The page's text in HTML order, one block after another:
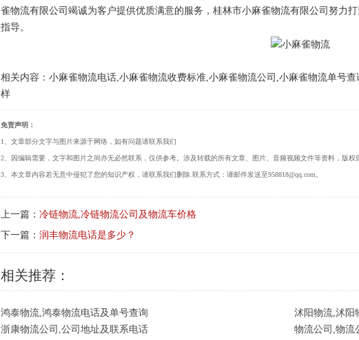
雀物流有限公司竭诚为客户提供优质满意的服务，桂林市小麻雀物流有限公司努力
指导。
相关内容：小麻雀物流电话,小麻雀物流收费标准,小麻雀物流公司,小麻雀物流单号
样
免责声明：
1、文章部分文字与图片来源于网络，如有问题请联系我们
2、因编辑需要，文字和图片之间亦无必然联系，仅供参考。涉及转载的所有文章、图片、音频视频文件等资料，版权
3、本文章内容若无意中侵犯了您的知识产权，请联系我们删除.联系方式：请邮件发送至958818@qq.com。
上一篇： 冷链物流,冷链物流公司及物流车价格
下一篇： 润丰物流电话是多少？
相关推荐：
鸿泰物流,鸿泰物流电话及单号查询
沭阳物流,沭阳
浙康物流公司,公司地址及联系电话
物流公司,物流